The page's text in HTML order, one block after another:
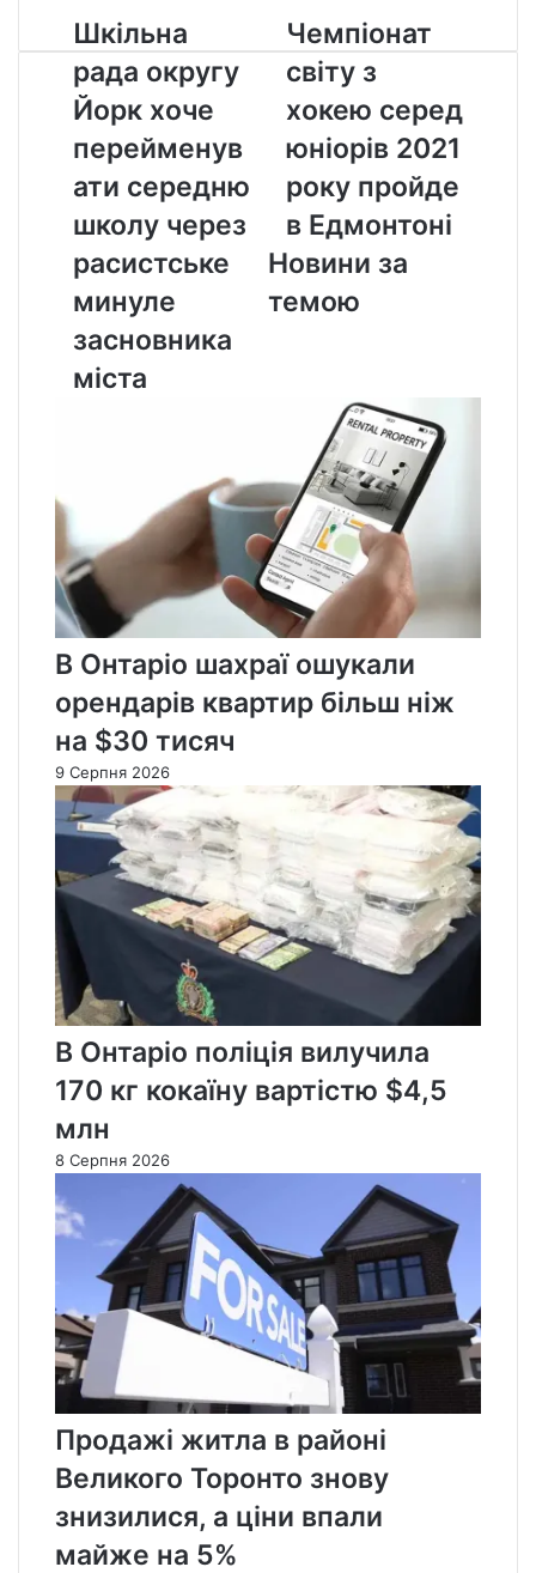
Шкільна
рада
округу
Йорк
хоче
перейменувати
середню
школу
через
минуле
засновника
Шкільна
рада округу
Йорк хоче
перейменув
ати середню
школу через
расистське
минуле
засновника
міста
Чемпіонат
світу
з
хокею
серед
юніорів
2021
року
пройде
в
Едмонтоні
Чемпіонат
світу з
хокею серед
юніорів 2021
року пройде
в Едмонтоні
Новини за
темою
В Онтаріо шахраї ошукали
орендарів квартир більш ніж
на $30 тисяч
9 Серпня 2026
В Онтаріо поліція вилучила
170 кг кокаїну вартістю $4,5
млн
8 Серпня 2026
Продажі житла в районі
Великого Торонто знову
знизилися, а ціни впали
майже на 5%